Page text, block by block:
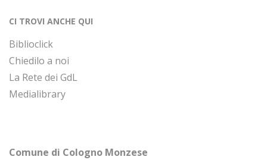
CI TROVI ANCHE QUI
Biblioclick
Chiedilo a noi
La Rete dei GdL
Medialibrary
Comune di Cologno Monzese